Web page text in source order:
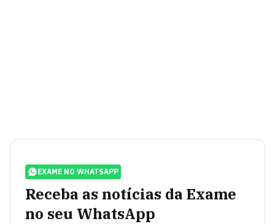
EXAME NO WHATSAPP
Receba as notícias da Exame
no seu WhatsApp